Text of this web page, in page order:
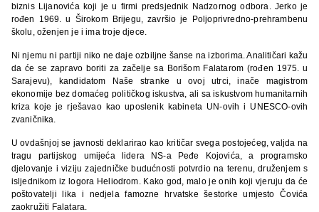
biznis Lijanovića koji je u firmi predsjednik Nadzornog odbora. Jerko je
rođen 1969. u Širokom Brijegu, završio je Poljoprivredno-prehrambenu
školu, oženjen je i ima troje djece.
Ni njemu ni partiji niko ne daje ozbiljne šanse na izborima. Analitičari kažu
da će se zapravo boriti za začelje sa Borišom Falatarom (rođen 1975. u
Sarajevu), kandidatom Naše stranke u ovoj utrci, inače magistrom
ekonomije bez domaćeg političkog iskustva, ali sa iskustvom humanitarnih
kriza koje je rješavao kao uposlenik kabineta UN-ovih i UNESCO-ovih
zvaničnika.
U ovdašnjoj se javnosti deklarirao kao kritičar svega postojećeg, valjda na
tragu partijskog umijeća lidera NS-a Peđe Kojovića, a programsko
djelovanje i viziju zajedničke budućnosti potvrdio na terenu, druženjem s
isljednikom iz logora Heliodrom. Kako god, malo je onih koji vjeruju da će
poštovatelji lika i nedjela famozne hrvatske šestorke umjesto Čovića
zaokružiti Falatara.